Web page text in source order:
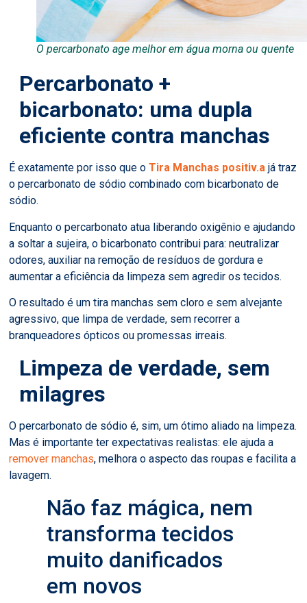
O percarbonato age melhor em água morna ou quente
Percarbonato +
bicarbonato: uma dupla
eficiente contra manchas
É exatamente por isso que oTira Manchas positiv.a já traz
o percarbonato de sódio combinado com bicarbonato de
sódio.
Enquanto o percarbonato atua liberando oxigênio e ajudando
a soltar a sujeira, o bicarbonato contribui para: neutralizar
odores, auxiliar na remoção de resíduos de gordura e
aumentar a eficiência da limpeza sem agredir os tecidos.
O resultado é um tira manchas sem cloro e sem alvejante
agressivo, que limpa de verdade, sem recorrer a
branqueadores ópticos ou promessas irreais.
Limpeza de verdade, sem
milagres
O percarbonato de sódio é, sim, um ótimo aliado na limpeza.
Mas é importante ter expectativas realistas: ele ajuda a
remover manchas, melhora o aspecto das roupas e facilita a
lavagem.
Não faz mágica, nem
transforma tecidos
muito danificados
em novos